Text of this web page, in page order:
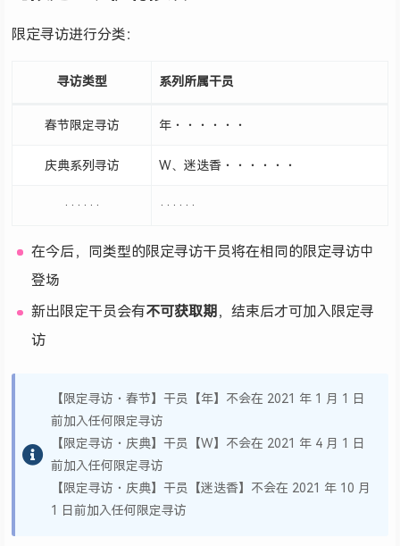
限定寻访进行分类：
寻访类型 系列所属干员
春节限定寻访 年・・・・・・
庆典系列寻访 W、迷迭香・・・・・・
······ ······
在今后，同类型的限定寻访干员将在相同的限定寻访中
登场
新出限定干员会有不可获取期 ，结束后才可加入限定寻
访
【限定寻访・春节】干员【年】不会在 2021 年 1 月 1 日
前加入任何限定寻访
【限定寻访・庆典】干员【W】不会在 2021 年 4 月 1 日
前加入任何限定寻访
【限定寻访・庆典】干员【迷迭香】不会在 2021 年 10 月
1 日前加入任何限定寻访